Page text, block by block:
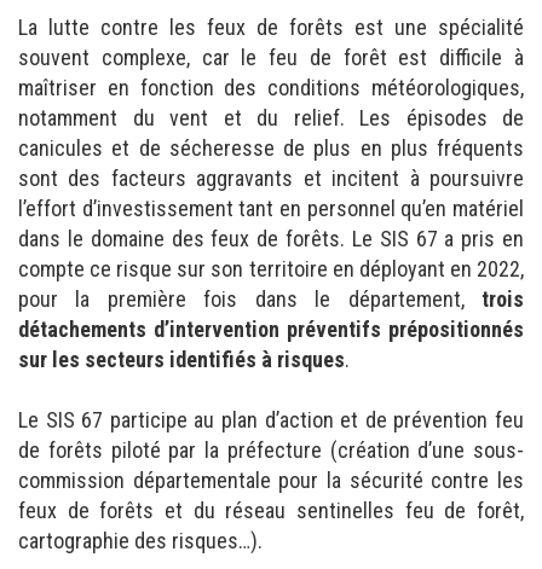
La lutte contre les feux de forêts est une spécialité
souvent complexe, car le feu de forêt est difficile à
maîtriser en fonction des conditions météorologiques,
notamment du vent et du relief. Les épisodes de
canicules et de sécheresse de plus en plus fréquents
sont des facteurs aggravants et incitent à poursuivre
l’effort d’investissement tant en personnel qu’en matériel
dans le domaine des feux de forêts. Le SIS 67 a pris en
compte ce risque sur son territoire en déployant en 2022,
pour la première fois dans le département, trois
détachements d’intervention préventifs prépositionnés
sur les secteurs identifiés à risques.
Le SIS 67 participe au plan d’action et de prévention feu
de forêts piloté par la préfecture (création d’une sous-
commission départementale pour la sécurité contre les
feux de forêts et du réseau sentinelles feu de forêt,
cartographie des risques…).